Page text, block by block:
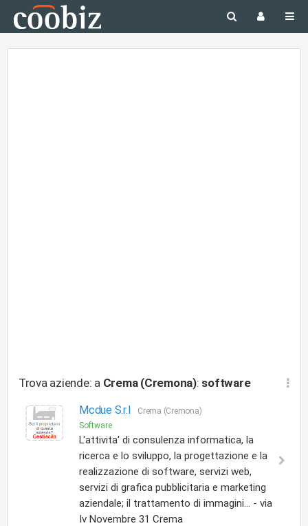
Trova aziende: a Crema (Cremona): software
Mcdue S.r.l
Crema (Cremona)
Software
L'attivita' di consulenza informatica, la
ricerca e lo sviluppo, la progettazione e la
realizzazione di software, servizi web,
servizi di grafica pubblicitaria e marketing
aziendale; il trattamento di immagini... - via
Iv Novembre 31 Crema